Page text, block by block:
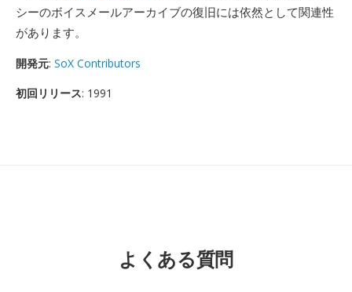
シーのボイスメールアーカイブの復旧には依然として関連性
があります。
開発元: SoX Contributors
初回リリース: 1991
よくある質問